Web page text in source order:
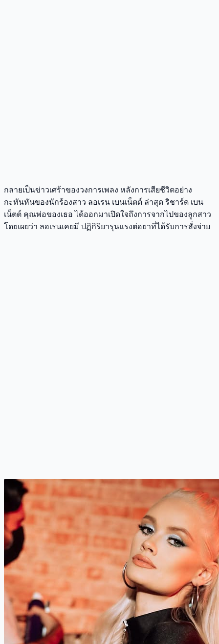
กลายเป็นข่าวเศร้าของวงการเพลง หลังการเสียชีวิตอย่าง
กะทันหันของนักร้องสาว ลอเรน เบนเน็ตต์ ล่าสุด ริชาร์ด เบน
เน็ตต์ คุณพ่อของเธอ ได้ออกมาเปิดใจถึงการจากไปของลูกสาว
โดยเผยว่า ลอเรนเคยมี ปฏิกิริยารุนแรงต่อยาที่ได้รับการสั่งจ่าย